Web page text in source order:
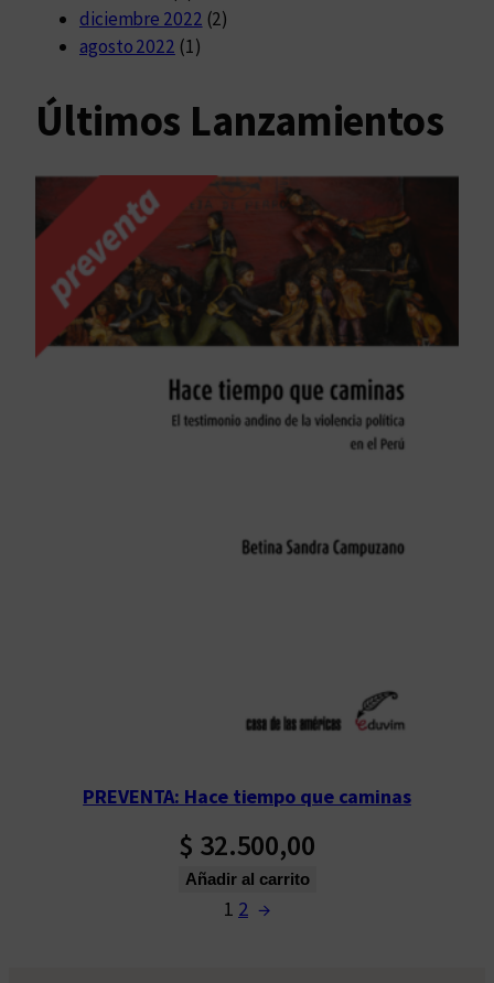
diciembre 2022 (2)
agosto 2022 (1)
Últimos Lanzamientos
PREVENTA: Hace tiempo que caminas
$ 32.500,00
Añadir al carrito
1 2 →